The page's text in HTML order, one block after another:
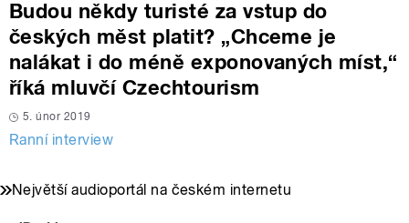
Budou někdy turisté za vstup do
českých měst platit? „Chceme je
nalákat i do méně exponovaných míst,“
říká mluvčí Czechtourism
5. únor 2019
Ranní interview
Největší audioportál na českém internetu